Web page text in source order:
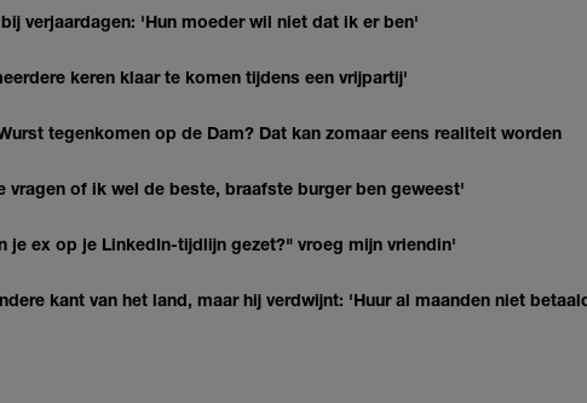
verjaardagen: 'Hun moeder wil niet dat ik er ben'
keren klaar te komen tijdens een vrijpartij'
tegenkomen op de Dam? Dat kan zomaar eens realiteit worden
vragen of ik wel de beste, braafste burger ben geweest'
je ex op je LinkedIn-tijdlijn gezet?" vroeg mijn vriendin'
kant van het land, maar hij verdwijnt: 'Huur al maanden niet